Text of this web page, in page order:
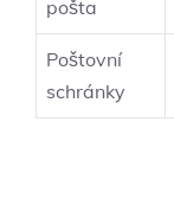
pošta
Poštovní
schránky